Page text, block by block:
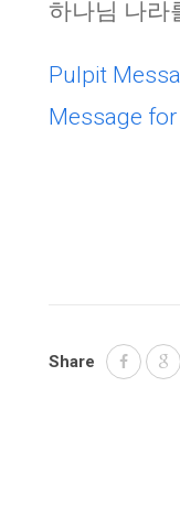
하나님 나라
Pulpit
Message
Share